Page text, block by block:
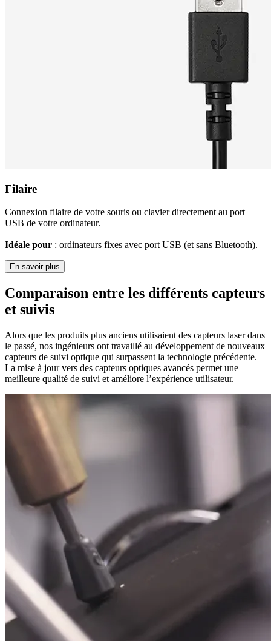
Filaire
Connexion filaire de votre souris ou clavier directement au port
USB de votre ordinateur.
Idéale pour : ordinateurs fixes avec port USB (et sans Bluetooth).
En savoir plus
Comparaison entre les différents capteurs
et suivis
Alors que les produits plus anciens utilisaient des capteurs laser dans
le passé, nos ingénieurs ont travaillé au développement de nouveaux
capteurs de suivi optique qui surpassent la technologie précédente.
La mise à jour vers des capteurs optiques avancés permet une
meilleure qualité de suivi et améliore l’expérience utilisateur.